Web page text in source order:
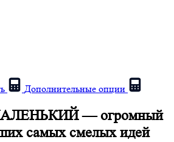
Дополнительные опции
— огромный
самых смелых идей